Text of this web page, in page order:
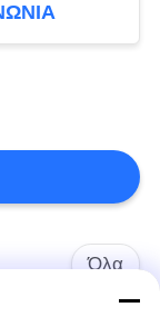
Όλα